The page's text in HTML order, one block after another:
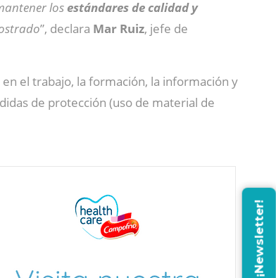
losestándares de calidad y
”, declara Mar Ruiz, jefe de
el trabajo, la formación, la información y
de protección (uso de material de
¡Newsletter!